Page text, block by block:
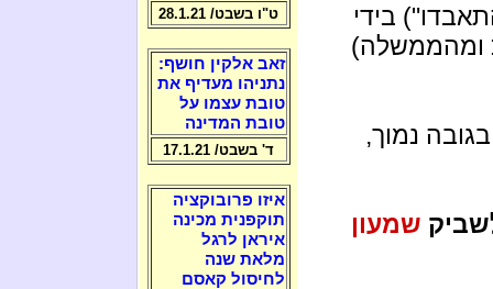
בידי
ומהממשלה)
נמוך,
שמעון
ט"ו בשבט/ 28.1.21
זאב אלקין חושף:
נתניהו מעדיף את
טובת עצמו על
טובת המדינה
ד' בשבט/ 17.1.21
איזו פרובוקציה
תוקפנית מכינה
איראן לרגל
מלאת שנה
לחיסול קאסם